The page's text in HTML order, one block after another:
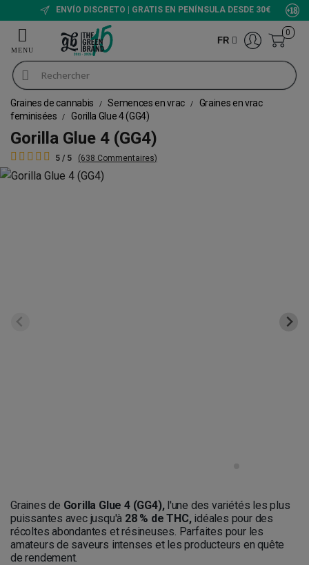
ENVÍO DISCRETO | GRATIS EN PENÍNSULA DESDE 30€
FR
0
Graines de cannabis Semences en vrac
Graines en vrac
feminisées
Gorilla Glue 4 (GG4)
Gorilla Glue 4 (GG4)
5 / 5 (638 Commentaires)
Graines de Gorilla Glue 4 (GG4),l'une des variétés les plus
puissantes avec jusqu'à 28 % de THC,idéales pour des
récoltes abondantes et résineuses. Parfaites pour les
amateurs de saveurs intenses et les producteurs en quête
de rendement.